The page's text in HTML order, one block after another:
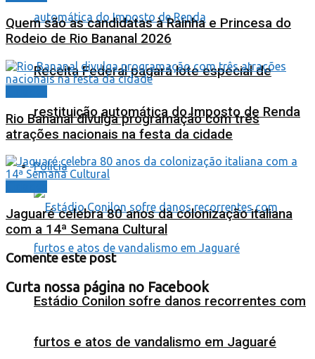
Receita Federal pagará lote especial de
restituição automática do Imposto de Renda
Polícia
Estádio Conilon sofre danos recorrentes com
furtos e atos de vandalismo em Jaguaré
Quem são as candidatas à Rainha e Princesa do
Rodeio de Rio Bananal 2026
Rio Bananal divulga programação com três
atrações nacionais na festa da cidade
Jaguaré celebra 80 anos da colonização italiana
com a 14ª Semana Cultural
Comente este post
Curta nossa página no Facebook